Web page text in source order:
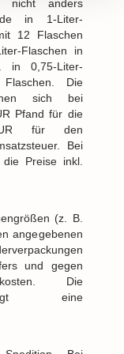
nicht anders
in 1-Liter-
12 Flaschen
Flaschen in
in 0,75-Liter-
Die
sich bei
Pfand für die
für den
Bei
Preise inkl.
(z. B.
angegebenen
und gegen
Die
eine